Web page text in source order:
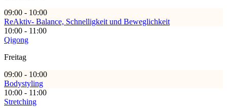
09:00 - 10:00
ReAktiv- Balance, Schnelligkeit und Beweglichkeit
10:00 - 11:00
Qigong
Freitag
09:00 - 10:00
Bodystyling
10:00 - 11:00
Stretching